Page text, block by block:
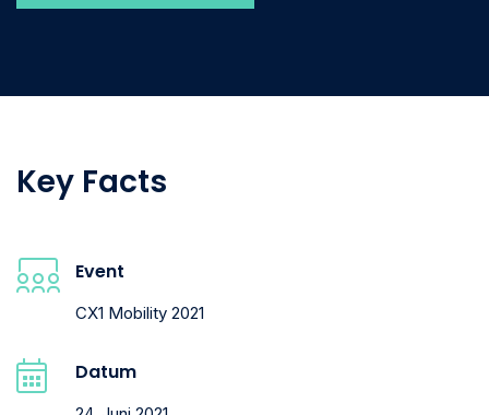
Key Facts
Event
CX1 Mobility 2021
Datum